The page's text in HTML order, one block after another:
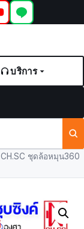
บริการ
CH.SC ชุดล้อหมุน360